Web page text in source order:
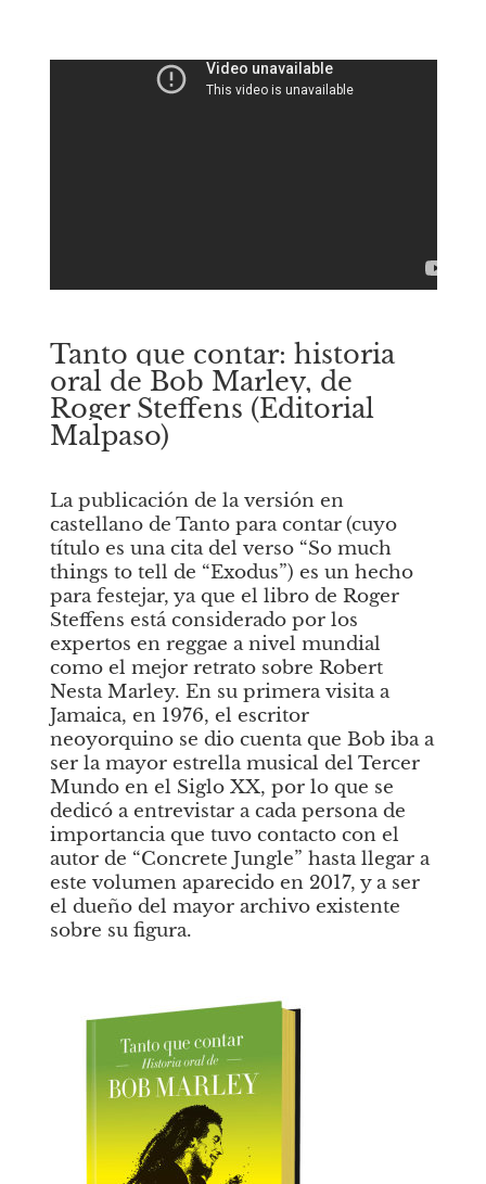
Tanto que contar: historia
oral de Bob Marley, de
Roger Steffens (Editorial
Malpaso)
La publicación de la versión en
castellano de Tanto para contar (cuyo
título es una cita del verso “So much
things to tell de “Exodus”) es un hecho
para festejar, ya que el libro de Roger
Steffens está considerado por los
expertos en reggae a nivel mundial
como el mejor retrato sobre Robert
Nesta Marley. En su primera visita a
Jamaica, en 1976, el escritor
neoyorquino se dio cuenta que Bob iba a
ser la mayor estrella musical del Tercer
Mundo en el Siglo XX, por lo que se
dedicó a entrevistar a cada persona de
importancia que tuvo contacto con el
autor de “Concrete Jungle” hasta llegar a
este volumen aparecido en 2017, y a ser
el dueño del mayor archivo existente
sobre su figura.